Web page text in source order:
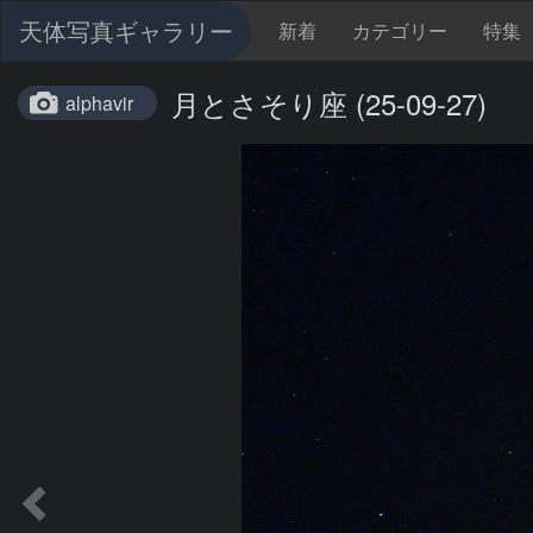
天体写真ギャラリー 新着 カテゴリー 特集
alphavir 月とさそり座 (25-09-27)